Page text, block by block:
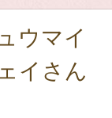
ウマイ
イさん